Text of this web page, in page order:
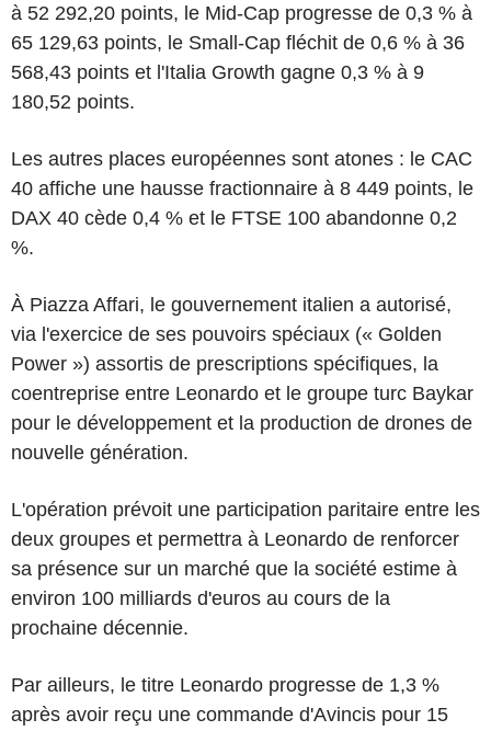
à 52 292,20 points, le Mid-Cap progresse de 0,3 % à
65 129,63 points, le Small-Cap fléchit de 0,6 % à 36
568,43 points et l'Italia Growth gagne 0,3 % à 9
180,52 points.
Les autres places européennes sont atones : le CAC
40 affiche une hausse fractionnaire à 8 449 points, le
DAX 40 cède 0,4 % et le FTSE 100 abandonne 0,2
%.
À Piazza Affari, le gouvernement italien a autorisé,
via l'exercice de ses pouvoirs spéciaux (« Golden
Power ») assortis de prescriptions spécifiques, la
coentreprise entre Leonardo et le groupe turc Baykar
pour le développement et la production de drones de
nouvelle génération.
L'opération prévoit une participation paritaire entre les
deux groupes et permettra à Leonardo de renforcer
sa présence sur un marché que la société estime à
environ 100 milliards d'euros au cours de la
prochaine décennie.
Par ailleurs, le titre Leonardo progresse de 1,3 %
après avoir reçu une commande d'Avincis pour 15